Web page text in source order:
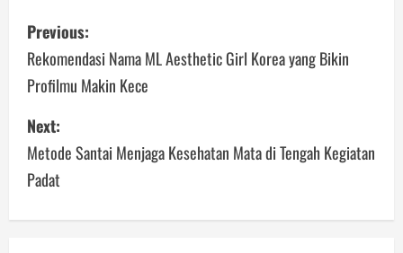
P
o
s
t
n
a
Previous:
Rekomendasi Nama ML Aesthetic Girl Korea yang Bikin
Profilmu Makin Kece
Next:
Metode Santai Menjaga Kesehatan Mata di Tengah Kegiatan
Padat